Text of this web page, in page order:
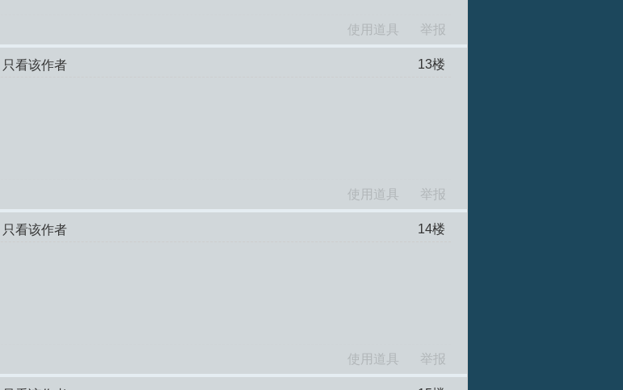
使用道具 举报
13楼
只看该作者
使用道具 举报
14楼
只看该作者
使用道具 举报